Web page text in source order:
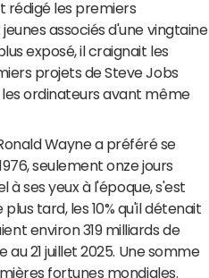
rédigé les premiers
associés d'une vingtaine
exposé, il craignait les
projets de Steve Jobs
ordinateurs avant même
Wayne a préféré se
seulement onze jours
à ses yeux à l'époque, s'est
tard, les 10% qu'il détenait
environ 319 milliards de
21 juillet 2025. Une somme
fortunes mondiales.